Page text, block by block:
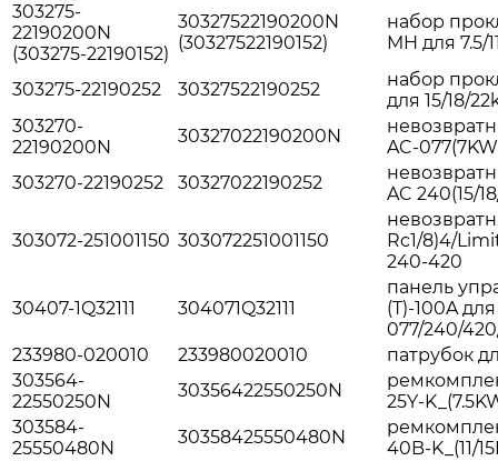
303275-
22190200N
(303275-22190152)
30327522190200N
(30327522190152)
набор
MH для 7.5/
303275-22190252 30327522190252
набор
для 15/18/
303270-
22190200N
30327022190200N
AC-
303270-22190252
30327022190252
AC 240(15/
303072-251001150 303072251001150
Rc1/8)4/
240-420
30407-1Q32111 304071Q32111
панель
(T)-100A
077/240/
233980-020010
233980020010
патрубок
303564-
22550250N
30356422550250N
25Y-
303584-
25550480N
30358425550480N
40B-K_(11/